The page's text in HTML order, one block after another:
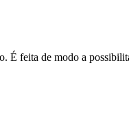
feita de modo a